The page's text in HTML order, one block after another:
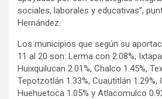
sociales, laborales y educativas”,
Hernández.
Los municipios que según su
11 al 20 son: Lerma con 2.08%,
Huixquilucan 2.01%, Chalco 1.45%,
Tepotzotlán 1.33%, Cuautitlán 1.29%,
Huehuetoca 1.05% y Atlacomulco